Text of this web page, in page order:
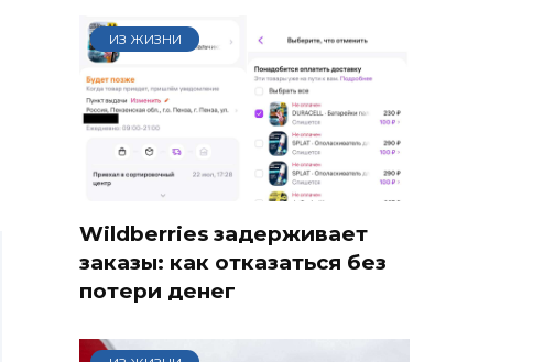
ИЗ ЖИЗНИ
Wildberries задерживает
заказы: как отказаться без
потери денег